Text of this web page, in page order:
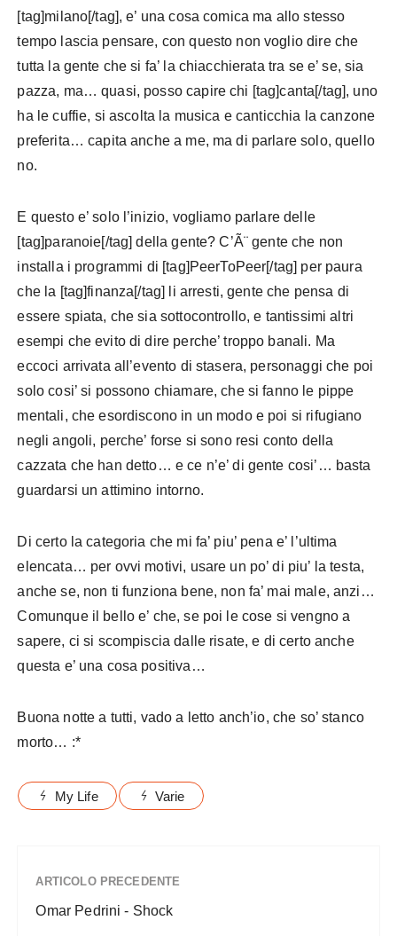
[tag]milano[/tag], e’ una cosa comica ma allo stesso
tempo lascia pensare, con questo non voglio dire che
tutta la gente che si fa’ la chiacchierata tra se e’ se, sia
pazza, ma… quasi, posso capire chi [tag]canta[/tag], uno
ha le cuffie, si ascolta la musica e canticchia la canzone
preferita… capita anche a me, ma di parlare solo, quello
no.
E questo e’ solo l’inizio, vogliamo parlare delle
[tag]paranoie[/tag] della gente? C’Ã¨ gente che non
installa i programmi di [tag]PeerToPeer[/tag] per paura
che la [tag]finanza[/tag] li arresti, gente che pensa di
essere spiata, che sia sottocontrollo, e tantissimi altri
esempi che evito di dire perche’ troppo banali. Ma
eccoci arrivata all’evento di stasera, personaggi che poi
solo cosi’ si possono chiamare, che si fanno le pippe
mentali, che esordiscono in un modo e poi si rifugiano
negli angoli, perche’ forse si sono resi conto della
cazzata che han detto… e ce n’e’ di gente cosi’… basta
guardarsi un attimino intorno.
Di certo la categoria che mi fa’ piu’ pena e’ l’ultima
elencata… per ovvi motivi, usare un po’ di piu’ la testa,
anche se, non ti funziona bene, non fa’ mai male, anzi…
Comunque il bello e’ che, se poi le cose si vengno a
sapere, ci si scompiscia dalle risate, e di certo anche
questa e’ una cosa positiva…
Buona notte a tutti, vado a letto anch’io, che so’ stanco
morto… :*
My Life Varie
ARTICOLO PRECEDENTE
Omar Pedrini - Shock